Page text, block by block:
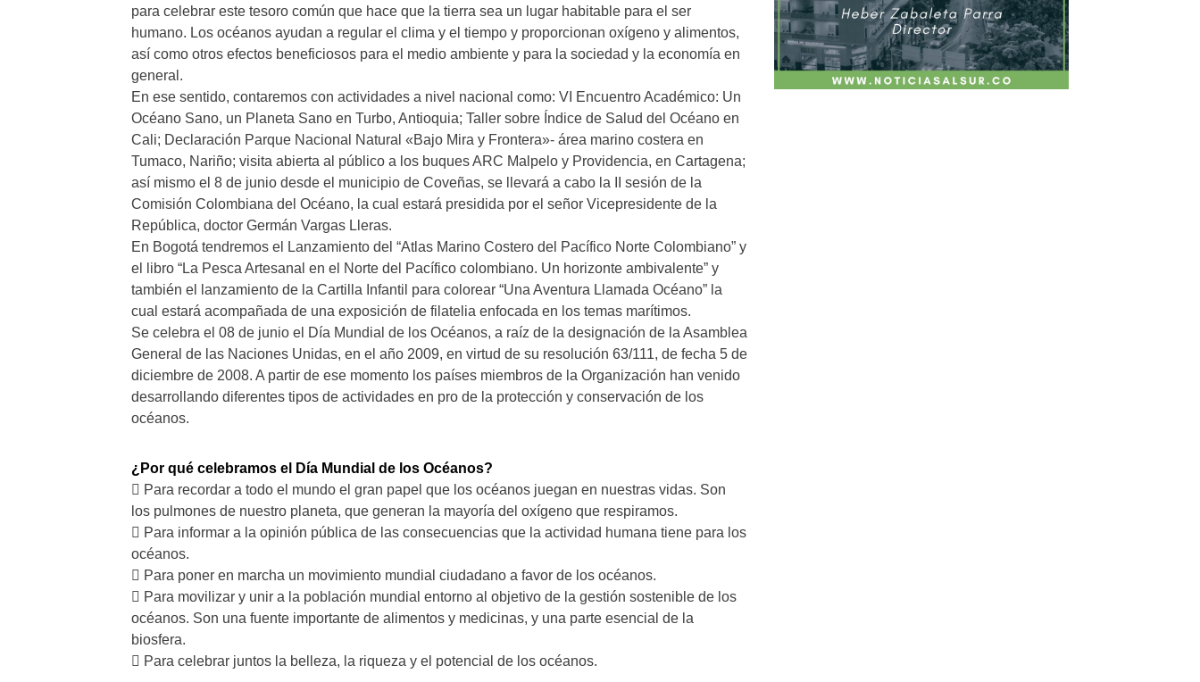
para celebrar este tesoro común que hace que la tierra sea un lugar habitable para el ser
humano. Los océanos ayudan a regular el clima y el tiempo y proporcionan oxígeno y alimentos,
así como otros efectos beneficiosos para el medio ambiente y para la sociedad y la economía en
general.
En ese sentido, contaremos con actividades a nivel nacional como: VI Encuentro Académico: Un
Océano Sano, un Planeta Sano en Turbo, Antioquia; Taller sobre Índice de Salud del Océano en
Cali; Declaración Parque Nacional Natural «Bajo Mira y Frontera»- área marino costera en
Tumaco, Nariño; visita abierta al público a los buques ARC Malpelo y Providencia, en Cartagena;
así mismo el 8 de junio desde el municipio de Coveñas, se llevará a cabo la II sesión de la
Comisión Colombiana del Océano, la cual estará presidida por el señor Vicepresidente de la
República, doctor Germán Vargas Lleras.
En Bogotá tendremos el Lanzamiento del “Atlas Marino Costero del Pacífico Norte Colombiano” y
el libro “La Pesca Artesanal en el Norte del Pacífico colombiano. Un horizonte ambivalente” y
también el lanzamiento de la Cartilla Infantil para colorear “Una Aventura Llamada Océano” la
cual estará acompañada de una exposición de filatelia enfocada en los temas marítimos.
Se celebra el 08 de junio el Día Mundial de los Océanos, a raíz de la designación de la Asamblea
General de las Naciones Unidas, en el año 2009, en virtud de su resolución 63/111, de fecha 5 de
diciembre de 2008. A partir de ese momento los países miembros de la Organización han venido
desarrollando diferentes tipos de actividades en pro de la protección y conservación de los
océanos.
¿Por qué celebramos el Día Mundial de los Océanos?
 Para recordar a todo el mundo el gran papel que los océanos juegan en nuestras vidas. Son
los pulmones de nuestro planeta, que generan la mayoría del oxígeno que respiramos.
 Para informar a la opinión pública de las consecuencias que la actividad humana tiene para los
océanos.
 Para poner en marcha un movimiento mundial ciudadano a favor de los océanos.
 Para movilizar y unir a la población mundial entorno al objetivo de la gestión sostenible de los
océanos. Son una fuente importante de alimentos y medicinas, y una parte esencial de la
biosfera.
 Para celebrar juntos la belleza, la riqueza y el potencial de los océanos.